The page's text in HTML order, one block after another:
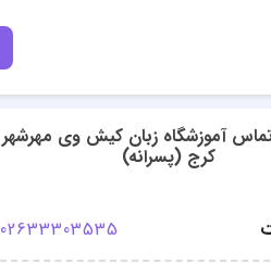
آموزشگاه زبان کیش وی مهرشهر
کرج (پسرانه)
02633303535